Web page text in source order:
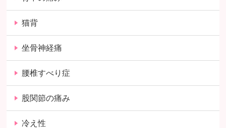
猫背
坐骨神経痛
腰椎すべり症
股関節の痛み
冷え性